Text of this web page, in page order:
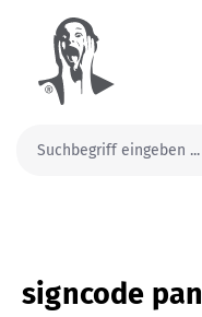
springen
signcode